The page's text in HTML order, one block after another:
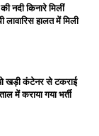
नदी किनारे मिलीं
हालत में मिली
खड़ी कंटेनर से टकराई
में कराया गया भर्ती